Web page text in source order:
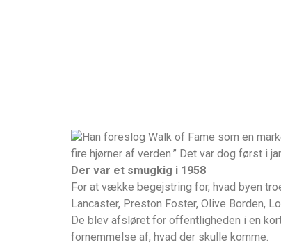
Han foreslog Walk of Fame som en
fire hjørner af verden.” Det var dog først i
Der var et smugkig i 1958
For at vække begejstring for, hvad byen
Lancaster, Preston Foster, Olive Borden,
De blev afsløret for offentligheden i en
fornemmelse af, hvad der skulle komme.